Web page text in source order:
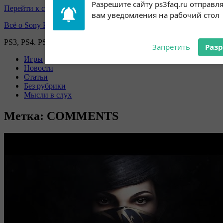
Разрешите сайту ps3faq.ru
Subscribe to our
notifications!
To enable permission prompts, click
Перейти к содержимому
Всё о Sony Playstation
PS3, PS4. PS5, PS games
Игры
Новости
Статьи
Без рубрики
Мысли в слух
Метка: COMMENTS